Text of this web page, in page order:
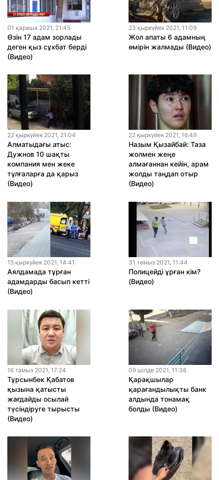
01 қараша 2021, 21:45
Өзін 17 адам зорлады
деген қыз сұхбат берді
(Видео)
23 қыркүйек 2021, 11:09
Жол апаты 6 адамның
өмірін жалмады (Видео)
22 қыркүйек 2021, 21:04
Алматыдағы атыс:
Дужнов 10 шақты
компания мен жеке
тұлғаларға да қарыз
(Видео)
22 қыркүйек 2021, 16:49
Назым Қызайбай: Таза
жолмен жеңе
алмағаннан кейін, арам
жолды таңдап отыр
(Видео)
15 қыркүйек 2021, 14:41
Аялдамада тұрған
адамдарды басып кетті
(Видео)
31 тамыз 2021, 11:44
Полицейді ұрған кім?
(Видео)
16 тамыз 2021, 17:24
Тұрсынбек Қабатов
қызына қатысты
жағдайды осылай
түсіндіруге тырысты
(Видео)
09 шiлде 2021, 11:38
Қарақшылар
қарағандылықты банк
алдында тонамақ
болды (Видео)